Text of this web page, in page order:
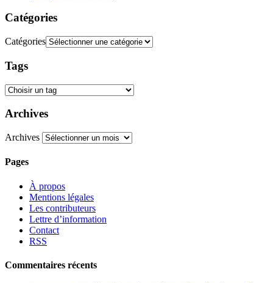
Catégories
Catégories
Tags
Archives
Archives
Pages
À propos
Mentions légales
Les contributeurs
Lettre d’information
Contact
RSS
Commentaires récents